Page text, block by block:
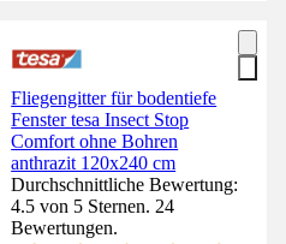
Fliegengitter für bodentiefe
Fenster tesa Insect Stop
Comfort ohne Bohren
anthrazit 120x240 cm
Durchschnittliche Bewertung:
4.5 von 5 Sternen. 24
Bewertungen.